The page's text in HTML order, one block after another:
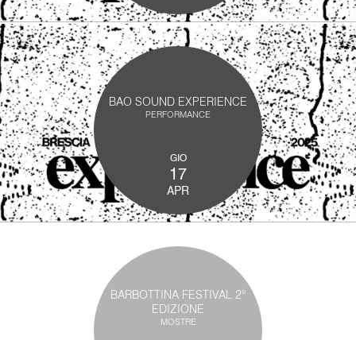
BAO SOUND EXPERIENCE
PERFORMANCE
GIO
17
APR
BARBOTTINA FESTIVAL 2°
EDIZIONE
MOSTRE